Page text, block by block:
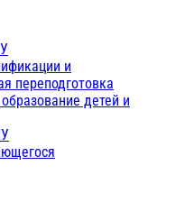
и
переподготовка
детей и